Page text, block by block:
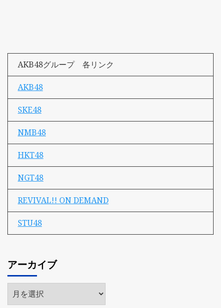
AKB48グループ 各リンク
AKB48
SKE48
NMB48
HKT48
NGT48
REVIVAL!! ON DEMAND
STU48
アーカイブ
ア
ー